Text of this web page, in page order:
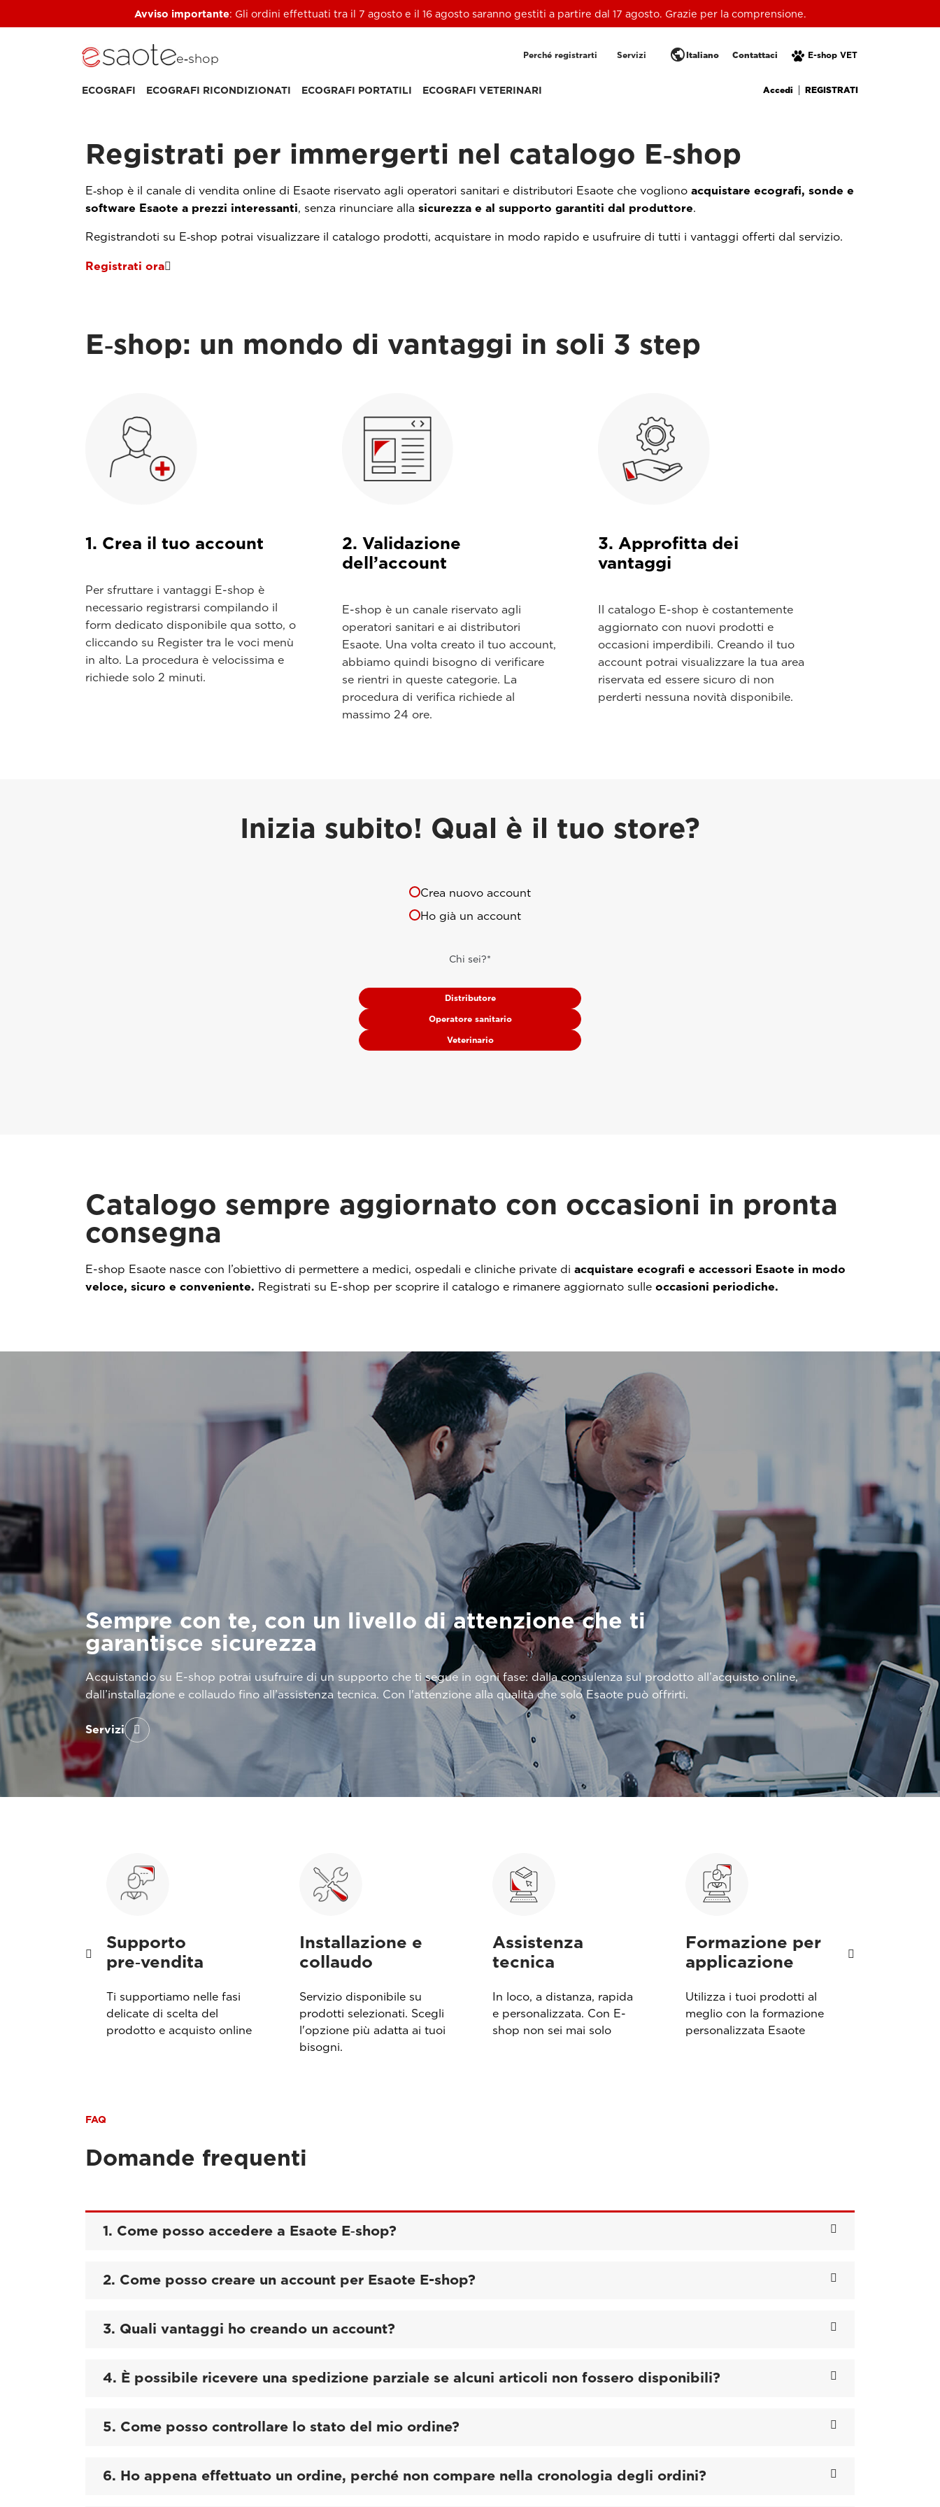
Avviso importante: Gli ordini effettuati tra il 7 agosto e il 16 agosto saranno gestiti a partire dal 17 agosto. Grazie per la comprensione.
e‑shop Perché registrarti Servizi E-shop VET
Contattaci
publicItaliano
ECOGRAFI ECOGRAFI RICONDIZIONATI ECOGRAFI PORTATILI ECOGRAFI VETERINARI Accedi REGISTRATI
Registrati per immergerti nel catalogo E‑shop
E‑shop è il canale di vendita online di Esaote riservato agli operatori sanitari e distributori Esaote che vogliono acquistare ecografi, sonde e
software Esaote a prezzi interessanti, senza rinunciare alla sicurezza e al supporto garantiti dal produttore.
Registrandoti su E‑shop potrai visualizzare il catalogo prodotti, acquistare in modo rapido e usufruire di tutti i vantaggi offerti dal servizio.
Registrati ora
E‑shop: un mondo di vantaggi in soli 3 step
1. Crea il tuo account
Per sfruttare i vantaggi E-shop è
necessario registrarsi compilando il
form dedicato disponibile qua sotto, o
cliccando su Register tra le voci menù
in alto. La procedura è velocissima e
richiede solo 2 minuti.
2. Validazione
dell’account
E-shop è un canale riservato agli
operatori sanitari e ai distributori
Esaote. Una volta creato il tuo account,
abbiamo quindi bisogno di verificare
se rientri in queste categorie. La
procedura di verifica richiede al
massimo 24 ore.
3. Approfitta dei
vantaggi
Il catalogo E-shop è costantemente
aggiornato con nuovi prodotti e
occasioni imperdibili. Creando il tuo
account potrai visualizzare la tua area
riservata ed essere sicuro di non
perderti nessuna novità disponibile.
Inizia subito! Qual è il tuo store?
Crea nuovo account
Ho già un account
Chi sei?*
Distributore
Operatore sanitario
Veterinario
Catalogo sempre aggiornato con occasioni in pronta
consegna
E-shop Esaote nasce con l’obiettivo di permettere a medici, ospedali e cliniche private di acquistare ecografi e accessori Esaote in modo
veloce, sicuro e conveniente. Registrati su E-shop per scoprire il catalogo e rimanere aggiornato sulle occasioni periodiche.
Sempre con te, con un livello di attenzione che ti
garantisce sicurezza
Acquistando su E-shop potrai usufruire di un supporto che ti segue in ogni fase: dalla consulenza sul prodotto all’acquisto online,
dall’installazione e collaudo fino all’assistenza tecnica. Con l'attenzione alla qualità che solo Esaote può offrirti.
Servizi
Supporto
pre‑vendita
Ti supportiamo nelle fasi
delicate di scelta del
prodotto e acquisto online
Installazione e
collaudo
Servizio disponibile su
prodotti selezionati. Scegli
l'opzione più adatta ai tuoi
bisogni.
Assistenza
tecnica
In loco, a distanza, rapida
e personalizzata. Con E-
shop non sei mai solo
Formazione per
applicazione
Utilizza i tuoi prodotti al
meglio con la formazione
personalizzata Esaote
FAQ
Domande frequenti
1. Come posso accedere a Esaote E‑shop?
2. Come posso creare un account per Esaote E-shop?
3. Quali vantaggi ho creando un account?
4. È possibile ricevere una spedizione parziale se alcuni articoli non fossero disponibili?
5. Come posso controllare lo stato del mio ordine?
6. Ho appena effettuato un ordine, perché non compare nella cronologia degli ordini?